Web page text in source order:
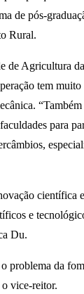
de pós-
Rural.
de Agricultura
tem
para
científica
e
Du.
problema da
vice-reitor.